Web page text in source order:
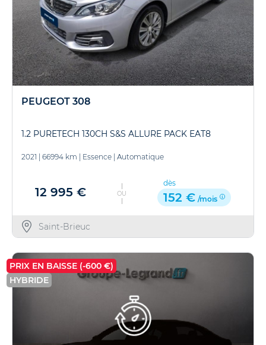
PEUGEOT 308
1.2 PURETECH 130CH S&S ALLURE PACK EAT8
2021 | 66994 km | Essence | Automatique
12 995 € OU
dès
152 € /mois
Saint-Brieuc
PRIX EN BAISSE (-600 €)
HYBRIDE